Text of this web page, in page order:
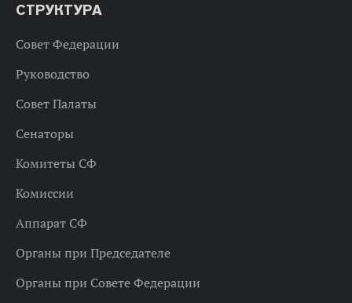
СТРУКТУРА
Совет Федерации
Руководство
Совет Палаты
Сенаторы
Комитеты СФ
Комиссии
Аппарат СФ
Органы при Председателе
Органы при Совете Федерации